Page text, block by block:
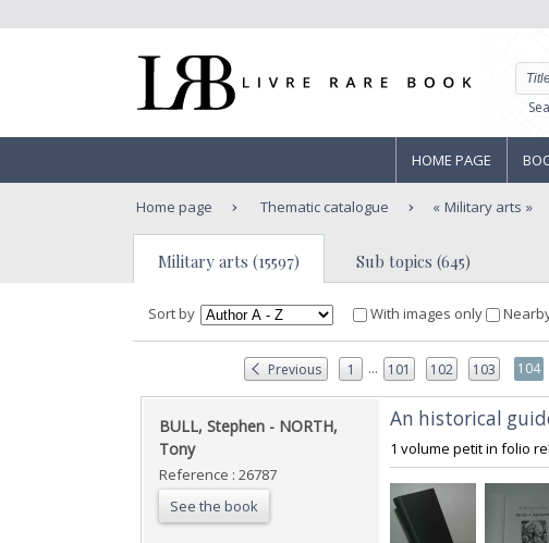
HOME PAGE
Home page Thematic catalogue Military arts
Military arts (15597) Sub topics (645)
Sort by With images only
Previous 1 ... 101 102 103 104
‎BULL, Stephen - NORTH,
Tony‎
Reference : 26787
See the book
‎An historical
‎1 volume petit in folio